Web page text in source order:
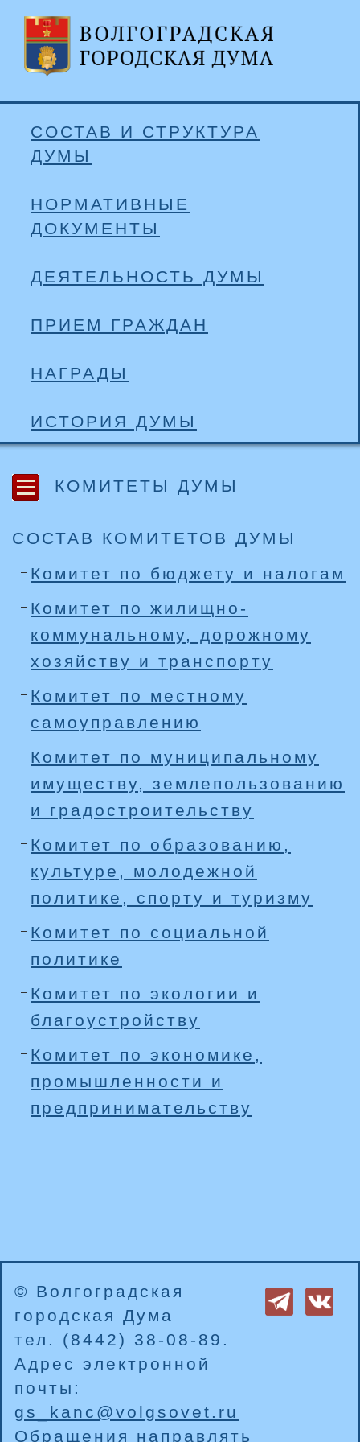
СОСТАВ И СТРУКТУРА
ДУМЫ
НОРМАТИВНЫЕ
ДОКУМЕНТЫ
ДЕЯТЕЛЬНОСТЬ ДУМЫ
ПРИЕМ ГРАЖДАН
НАГРАДЫ
ИСТОРИЯ ДУМЫ
КОМИТЕТЫ ДУМЫ
СОСТАВ КОМИТЕТОВ ДУМЫ
Комитет по бюджету и налогам
Комитет по жилищно-
коммунальному, дорожному
хозяйству и транспорту
Комитет по местному
самоуправлению
Комитет по муниципальному
имуществу, землепользованию
и градостроительству
Комитет по образованию,
культуре, молодежной
политике, спорту и туризму
Комитет по социальной
политике
Комитет по экологии и
благоустройству
Комитет по экономике,
промышленности и
предпринимательству
© Волгоградская
городская Дума
тел. (8442) 38-08-89.
Адрес электронной
почты:
gs_kanc@volgsovet.ru
Обращения направлять